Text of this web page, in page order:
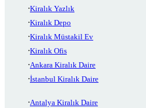
Kiralık Yazlık
Kiralık Depo
Kiralık Müstakil Ev
Kiralık Ofis
Ankara Kiralık Daire
İstanbul Kiralık Daire
Antalya Kiralık Daire